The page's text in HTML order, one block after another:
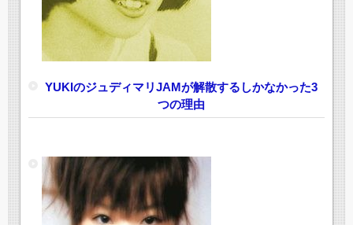
YUKIのジュディマリJAMが解散するしかなかった3
つの理由